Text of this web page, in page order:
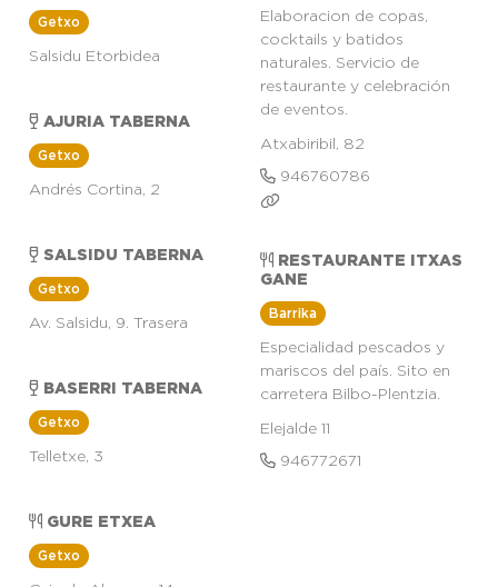
Getxo
Salsidu Etorbidea
AJURIA TABERNA
Getxo
Andrés Cortina, 2
SALSIDU TABERNA
Getxo
Av. Salsidu, 9. Trasera
BASERRI TABERNA
Getxo
Telletxe, 3
GURE ETXEA
Getxo
Elaboracion de copas,
cocktails y batidos
naturales. Servicio de
restaurante y celebración
de eventos.
Atxabiribil, 82
946760786
GANE
Barrika
Especialidad pescados y
mariscos del país. Sito en
carretera Bilbo-Plentzia.
Elejalde 11
946772671